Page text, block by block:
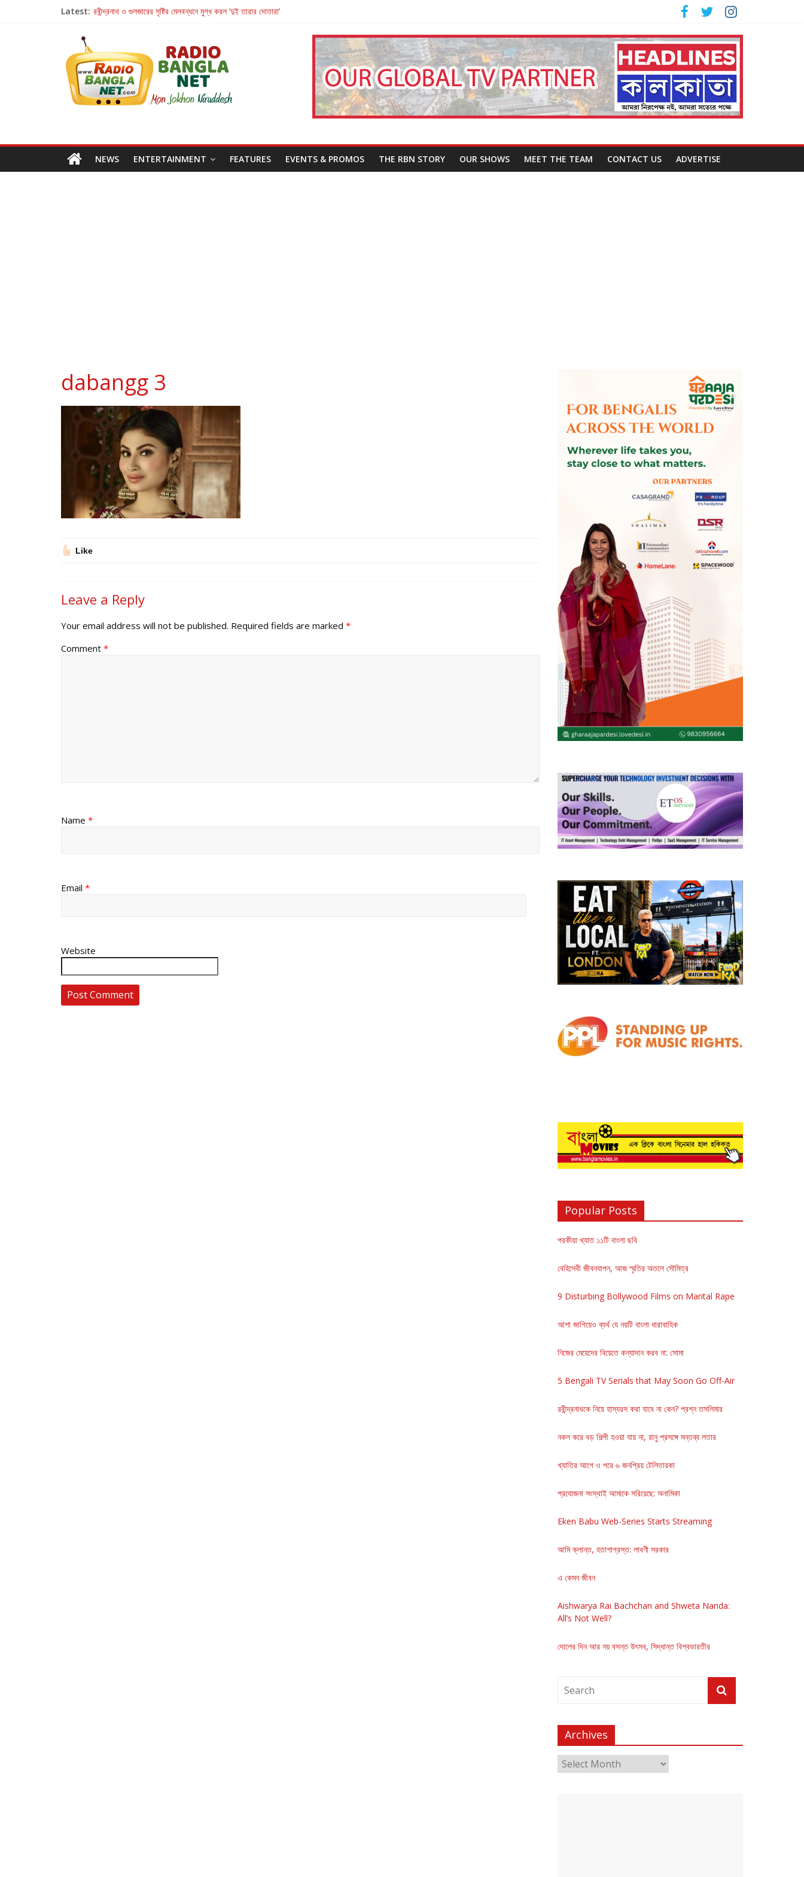
Latest: রবীন্দ্রনাথ ও গুলজারের সৃষ্টির মেলবন্ধনে মুগ্ধ করল ‘দুই তারার দোতারা’
Retribution: A Thought-Provoking Short Film That Challenges Our Understanding of Justice
হাওয়া বদলের টলিউডে ‘তুমি এলে তাই’
NEWS ENTERTAINMENT FEATURES EVENTS & PROMOS THE RBN STORY OUR SHOWS MEET THE TEAM CONTACT US ADVERTISE
dabangg 3
Like
Leave a Reply
Your email address will not be published. Required fields are marked *
Comment *
Name *
Email *
Website
Popular Posts
পরকীয়া খ্যাত ১১টি বাংলা ছবি
বেহিসেবী জীবনযাপন, আজ স্মৃতির অতলে সৌমিত্র
9 Disturbing Bollywood Films on Marital Rape
আশা জাগিয়েও ব্যর্থ যে নয়টি বাংলা ধারাবাহিক
নিজের মেয়েদের বিয়েতে কন্যাদান করব না: সোমা
5 Bengali TV Serials that May Soon Go Off-Air
রবীন্দ্রনাথকে নিয়ে হাস্যরস করা যাবে না কেন? প্রশ্ন তসলিমার
নকল করে বড় শিল্পী হওয়া যায় না, রানু প্রসঙ্গে মন্তব্য লতার
খ্যাতির আগে ও পরে ৬ জনপ্রিয় টেলিতারকা
প্রযোজনা সংস্থাই আমাকে সরিয়েছে: অনামিকা
Eken Babu Web-Series Starts Streaming
আমি ক্লান্ত, হতাশাগ্রস্ত: লাবণী সরকার
এ কেমন জীবন
Aishwarya Rai Bachchan and Shweta Nanda:
All’s Not Well?
দোলের দিন আর নয় বসন্ত উৎসব, সিদ্ধান্ত বিশ্বভারতীর
Archives